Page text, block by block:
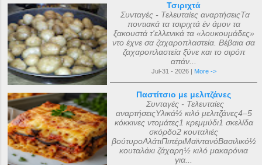
Τσιριχτά
Συνταγές - Τελευταίες αναρτήσειςΤα
ποντιακά τα τσιριχτά έν άμον τα
ξακουστά τ'ελλενικά τα «λουκουμάδες»
ντο έχνε σα ζαχαροπλαστεία. Βέβαια σα
ζαχαροπλαστεία ξ̌ύνε και το σιρόπ
απάν...
Jul-31 - 2026 | More ->
Παστίτσιο με μελιτζάνες
Συνταγές - Τελευταίες
αναρτήσειςΥλικά½ κιλό μελιτζάνες4–5
κόκκινες ντομάτες1 κρεμμύδι1 σκελίδα
σκόρδο2 κουταλιές
βούτυροΑλάτιΠιπέριΜαϊντανόΒασιλικό½
κουταλάκι ζάχαρη½ κιλό μακαρόνια
για...